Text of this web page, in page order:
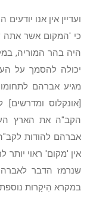
ועדיין אין אנו
כי 'המקום אשר אתה
היה בהר המוריה,
יכולה להסמך על
מגיע אברהם
[אונקלוס
הקב"ה את הארץ
אברהם להודות
אין 'מקום' ראוי יותר
שנרמז הדבר
במקרא הִיקָרוּת נוספת